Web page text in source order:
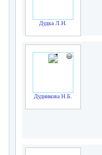
Дудка Л.Н.
Дудникова Н.Б.